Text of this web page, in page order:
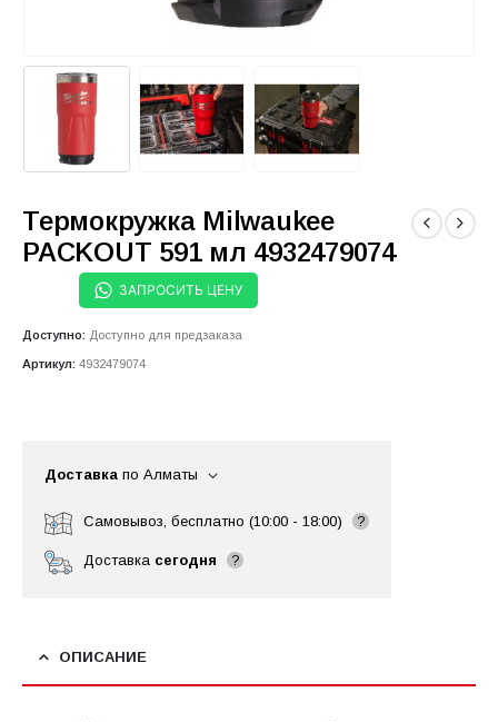
Термокружка Milwaukee
PACKOUT 591 мл 4932479074
ЗАПРОСИТЬ ЦЕНУ
Доступно: Доступно для предзаказа
Артикул: 4932479074
Доставка по Алматы
Самовывоз, бесплатно (10:00 - 18:00) ?
Доставка сегодня ?
ОПИСАНИЕ